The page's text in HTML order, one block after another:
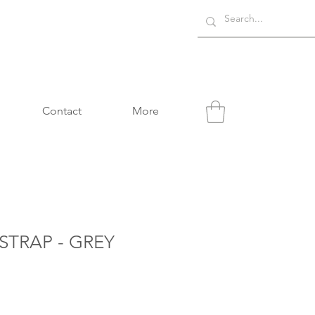
Contact More
- GREY